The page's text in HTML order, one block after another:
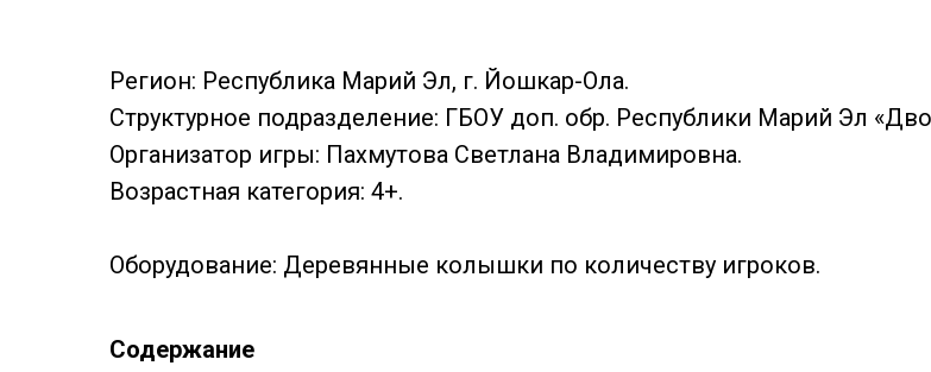
Регион: Республика Марий Эл, г. Йошкар-Ола.
Структурное подразделение: ГБОУ доп. обр. Республики Марий Эл
Организатор игры: Пахмутова Светлана Владимировна.
Возрастная категория: 4+.
Оборудование: Деревянные колышки по количеству игроков.
Содержание